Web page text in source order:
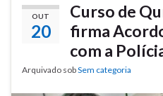
OUT
20
Curso de
firma
com a
Arquivado sobSem categoria